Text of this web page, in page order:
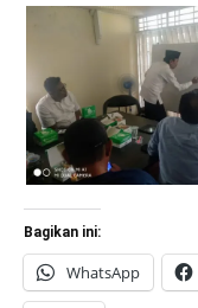
Bagikan ini:
WhatsApp